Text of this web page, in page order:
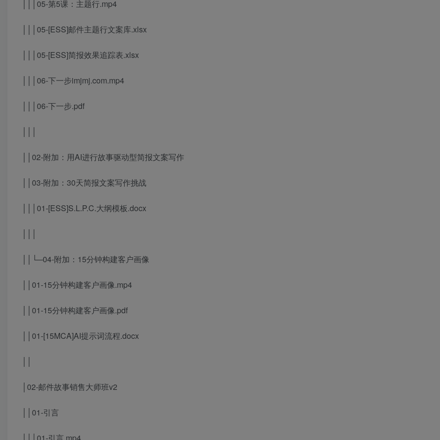
│││05-第5课：主题行.mp4
│││05-[ESS]邮件主题行文案库.xlsx
│││05-[ESS]简报效果追踪表.xlsx
│││06-下一步imjmj.com.mp4
│││06-下一步.pdf
││02-附加：用AI进行故事驱动型简报文案写作
││03-附加：30天简报文案写作挑战
│││01-[ESS]S.L.P.C.大纲模板.docx
││└─04-附加：15分钟构建客户画像
││01-15分钟构建客户画像.mp4
││01-15分钟构建客户画像.pdf
││01-[15MCA]AI提示词流程.docx
│02-邮件故事销售大师班v2
││01-引言